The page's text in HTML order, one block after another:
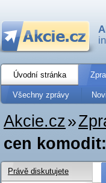
Úvodní stránka
Všechny zprávy
Akcie.cz»
cen
Právě diskutujete